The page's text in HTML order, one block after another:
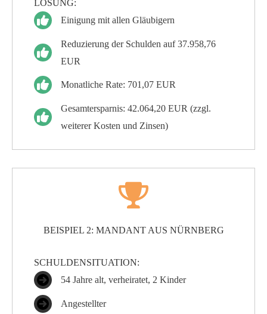
LÖSUNG:
Einigung mit allen Gläubigern
Reduzierung der Schulden auf 37.958,76
EUR
Monatliche Rate: 701,07 EUR
Gesamtersparnis: 42.064,20 EUR (zzgl.
weiterer Kosten und Zinsen)
BEISPIEL 2: MANDANT AUS NÜRNBERG
SCHULDENSITUATION:
54 Jahre alt, verheiratet, 2 Kinder
Angestellter